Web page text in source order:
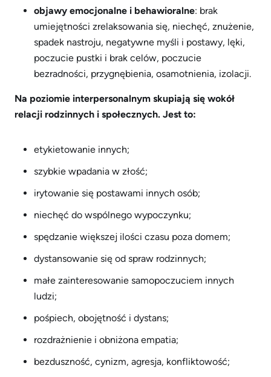
objawy emocjonalne i behawioralne: brak
umiejętności zrelaksowania się, niechęć, znużenie,
spadek nastroju, negatywne myśli i postawy, lęki,
poczucie pustki i brak celów, poczucie
bezradności, przygnębienia, osamotnienia, izolacji.
Na poziomie interpersonalnym skupiają się wokół
relacji rodzinnych i społecznych. Jest to:
etykietowanie innych;
szybkie wpadania w złość;
irytowanie się postawami innych osób;
niechęć do wspólnego wypoczynku;
spędzanie większej ilości czasu poza domem;
dystansowanie się od spraw rodzinnych;
małe zainteresowanie samopoczuciem innych
ludzi;
pośpiech, obojętność i dystans;
rozdrażnienie i obniżona empatia;
bezduszność, cynizm, agresja, konfliktowość;